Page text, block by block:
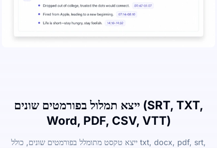
ייצא תמלול בפורמטים שונים (SRT, TXT,
Word, PDF, CSV, VTT)
ייצא טקסט מתומלל בפורמטים שונים, כולל txt, docx, pdf, srt,